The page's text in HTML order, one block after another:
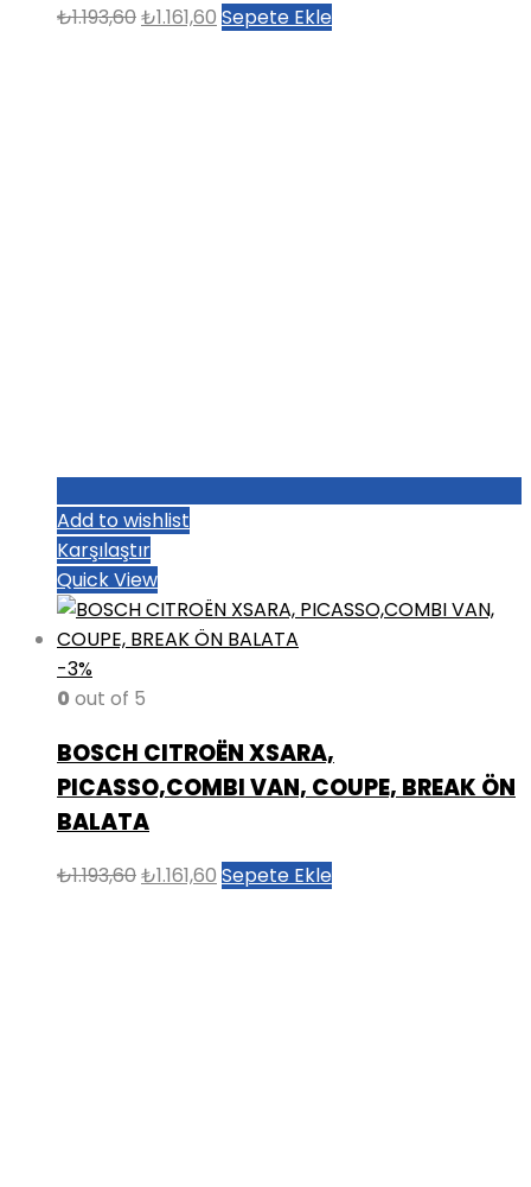
₺1.193,60Orijinal
₺1.161,60 Şu
Sepete Ekle
Add to wishlist
Karşılaştır
Quick View
-3%
0 out of 5
BOSCH CITROËN XSARA,
PICASSO,COMBI VAN, COUPE, BREAK ÖN
BALATA
₺1.193,60Orijinal
₺1.161,60 Şu
Sepete Ekle